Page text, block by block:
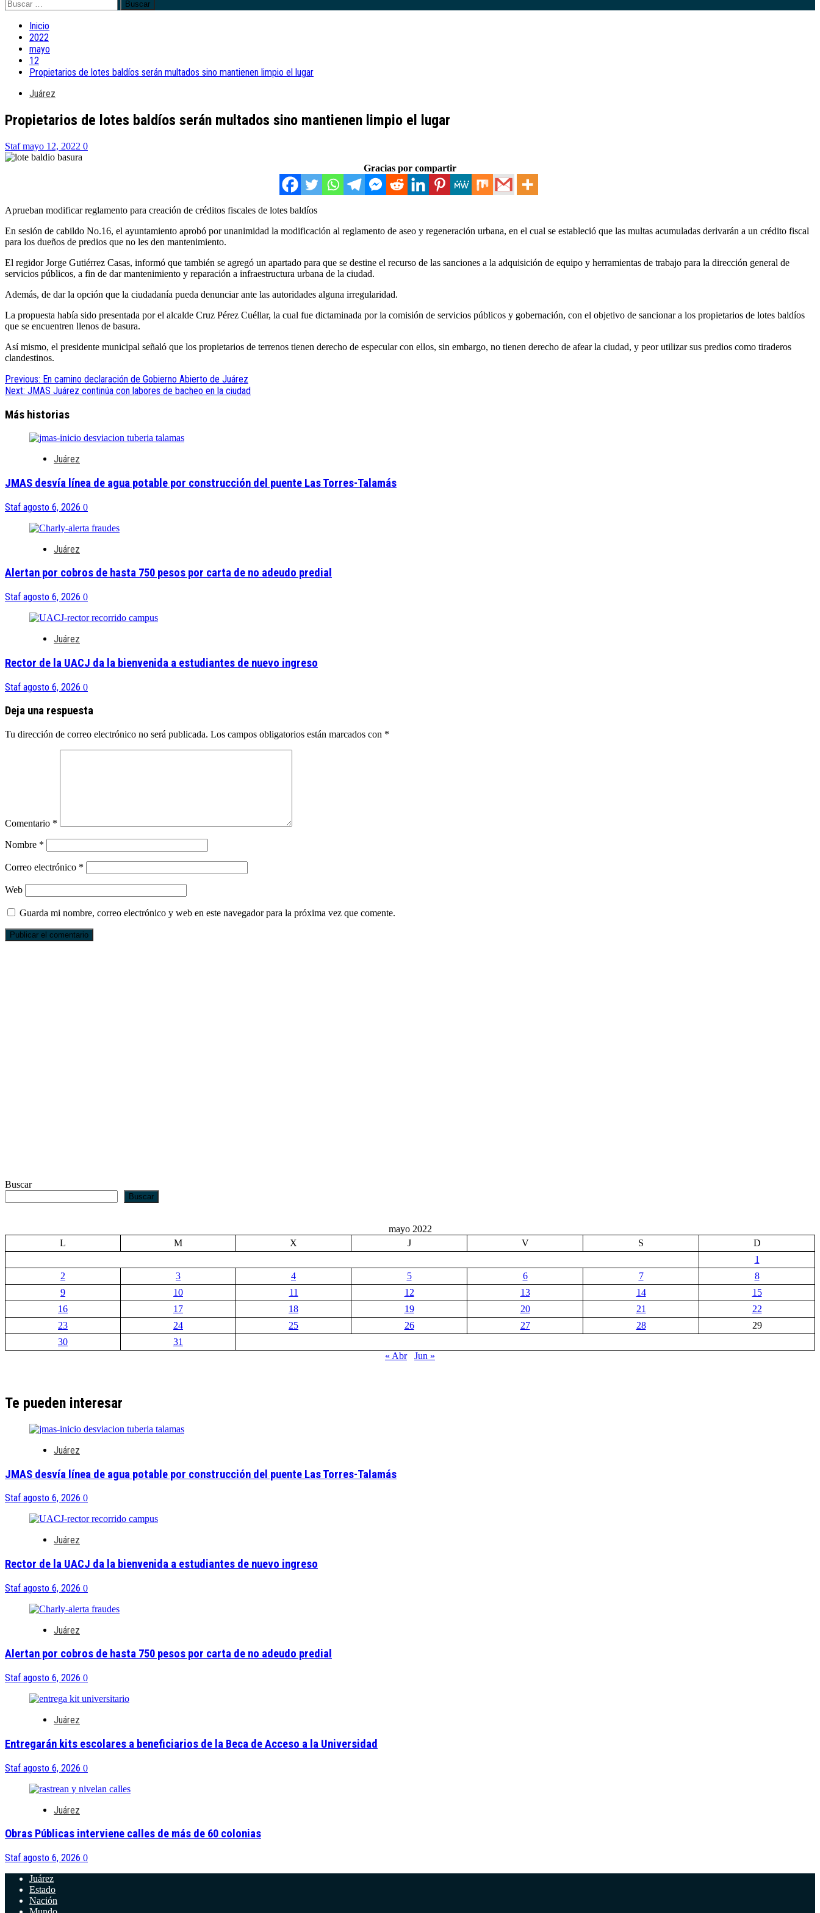
Buscar:
Inicio
2022
mayo
12
Propietarios de lotes baldíos serán multados sino mantienen limpio el lugar
Juárez
Propietarios de lotes baldíos serán multados sino mantienen limpio el lugar
Stafmayo 12, 2022 0
Gracias por compartir
Aprueban modificar reglamento para creación de créditos fiscales de lotes baldíos
En sesión de cabildo No.16, el ayuntamiento aprobó por unanimidad la modificación al reglamento de aseo y regeneración urbana, en el cual se estableció que las multas acumuladas derivarán a un crédito fiscal
para los dueños de predios que no les den mantenimiento.
El regidor Jorge Gutiérrez Casas, informó que también se agregó un apartado para que se destine el recurso de las sanciones a la adquisición de equipo y herramientas de trabajo para la dirección general de
servicios públicos, a fin de dar mantenimiento y reparación a infraestructura urbana de la ciudad.
Además, de dar la opción que la ciudadanía pueda denunciar ante las autoridades alguna irregularidad.
La propuesta había sido presentada por el alcalde Cruz Pérez Cuéllar, la cual fue dictaminada por la comisión de servicios públicos y gobernación, con el objetivo de sancionar a los propietarios de lotes baldíos
que se encuentren llenos de basura.
Así mismo, el presidente municipal señaló que los propietarios de terrenos tienen derecho de especular con ellos, sin embargo, no tienen derecho de afear la ciudad, y peor utilizar sus predios como tiraderos
clandestinos.
Navegación
de
entradas
Previous: En camino declaración de Gobierno Abierto de Juárez
Next: JMAS Juárez continúa con labores de bacheo en la ciudad
Más historias
Juárez
JMAS desvía línea de agua potable por construcción del puente Las Torres-Talamás
Staf agosto 6, 2026 0
Juárez
Alertan por cobros de hasta 750 pesos por carta de no adeudo predial
Staf agosto 6, 2026 0
Juárez
Rector de la UACJ da la bienvenida a estudiantes de nuevo ingreso
Staf agosto 6, 2026 0
Deja una respuesta
Tu dirección de correo electrónico no será publicada. Los campos obligatorios están marcados con *
Comentario *
Nombre *
Correo electrónico *
Web
Guarda mi nombre, correo electrónico y web en este navegador para la próxima vez que comente.
Buscar
Buscar
mayo 2022
L
M X J V S
D
1
2
3 4 5 6 7
8
9
10 11 12 13 14
15
16
17 18 19 20 21
22
23
24 25 26 27 28
29
30
31
« Abr
Jun »
Te pueden interesar
Juárez
JMAS desvía línea de agua potable por construcción del puente Las Torres-Talamás
Staf agosto 6, 2026 0
Juárez
Rector de la UACJ da la bienvenida a estudiantes de nuevo ingreso
Staf agosto 6, 2026 0
Juárez
Alertan por cobros de hasta 750 pesos por carta de no adeudo predial
Staf agosto 6, 2026 0
Juárez
Entregarán kits escolares a beneficiarios de la Beca de Acceso a la Universidad
Staf agosto 6, 2026 0
Juárez
Obras Públicas interviene calles de más de 60 colonias
Staf agosto 6, 2026 0
Juárez
Estado
Nación